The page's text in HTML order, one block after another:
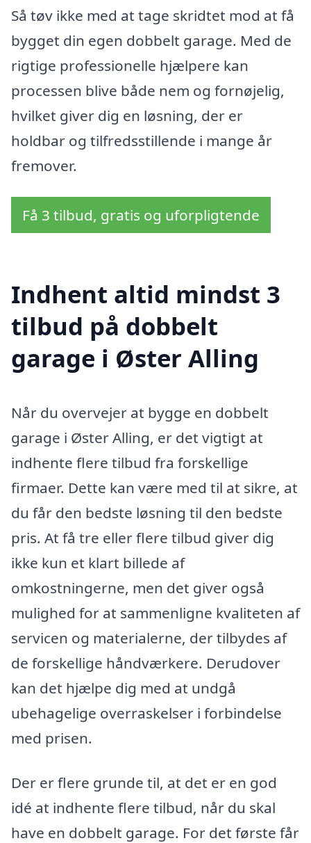
Så tøv ikke med at tage skridtet mod at få
bygget din egen dobbelt garage. Med de
rigtige professionelle hjælpere kan
processen blive både nem og fornøjelig,
hvilket giver dig en løsning, der er
holdbar og tilfredsstillende i mange år
fremover.
Få 3 tilbud, gratis og uforpligtende
Indhent altid mindst 3
tilbud på dobbelt
garage i Øster Alling
Når du overvejer at bygge en dobbelt
garage i Øster Alling, er det vigtigt at
indhente flere tilbud fra forskellige
firmaer. Dette kan være med til at sikre, at
du får den bedste løsning til den bedste
pris. At få tre eller flere tilbud giver dig
ikke kun et klart billede af
omkostningerne, men det giver også
mulighed for at sammenligne kvaliteten af
servicen og materialerne, der tilbydes af
de forskellige håndværkere. Derudover
kan det hjælpe dig med at undgå
ubehagelige overraskelser i forbindelse
med prisen.
Der er flere grunde til, at det er en god
idé at indhente flere tilbud, når du skal
have en dobbelt garage. For det første får